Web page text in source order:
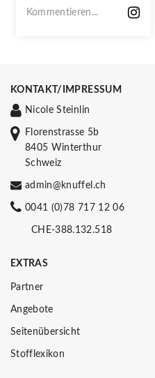
Kommentieren...
KONTAKT/IMPRESSUM
Nicole Steinlin
Florenstrasse 5b
8405 Winterthur
Schweiz
admin@knuffel.ch
0041 (0)78 717 12 06
CHE-388.132.518
EXTRAS
Partner
Angebote
Seitenübersicht
Stofflexikon